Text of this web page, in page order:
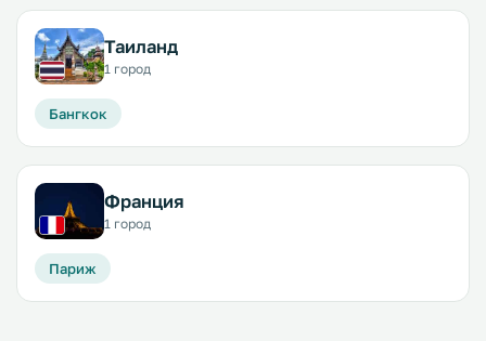
Таиланд
1 город
Бангкок
Франция
1 город
Париж